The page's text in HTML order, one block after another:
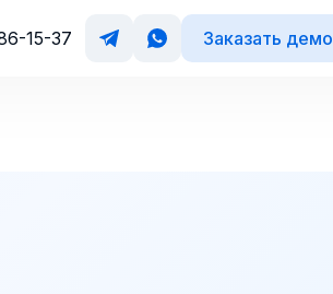
15-37 Заказать демо